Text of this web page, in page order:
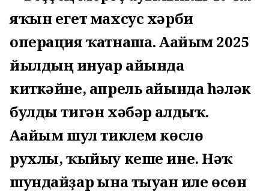
яҡын егет махсус хәрби
операция ҡатнаша. Ағайым 2025
йылдың ғинуар айында
киткәйне, апрель айында һәләк
булды тигән хәбәр алдыҡ.
Ағайым шул тиклем көслө
рухлы, ҡыйыу кеше ине. Нәҡ
шундайҙар ғына тыуған иле өсөн